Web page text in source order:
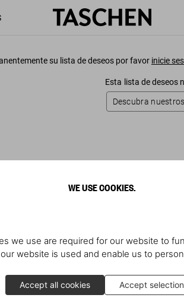
WE USE COOKIES.
we use are required for our website to
website is used and enable us to
Accept all cookies Accept selection
su lista de deseos por favor inicie
Esta lista de deseos
Descubra